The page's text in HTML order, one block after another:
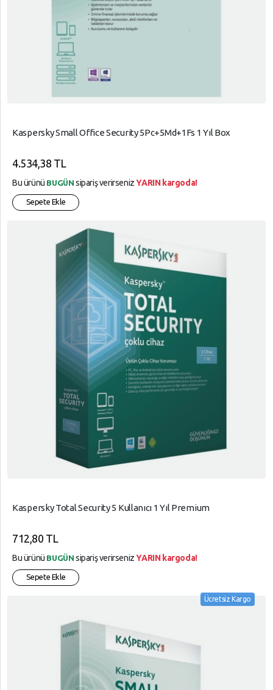
Kaspersky Small Office Security 5Pc+5Md+1Fs 1 Yıl Box
4.534,38 TL
Bu ürünü BUGÜN sipariş verirsenizYARIN kargoda!
Sepete Ekle
Kaspersky Total Security 5 Kullanıcı 1 Yıl Premium
712,80 TL
Bu ürünü BUGÜN sipariş verirsenizYARIN kargoda!
Sepete Ekle
Ücretsiz Kargo